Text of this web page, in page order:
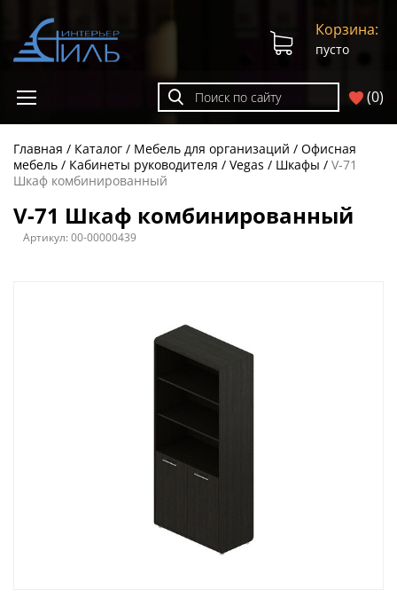
(0)
Корзина:
пусто
Главная Каталог Мебель для организаций
Офисная
мебель
Кабинеты руководителя Vegas Шкафы
V-71
Шкаф комбинированный
V-71 Шкаф комбинированный
Артикул:00-00000439